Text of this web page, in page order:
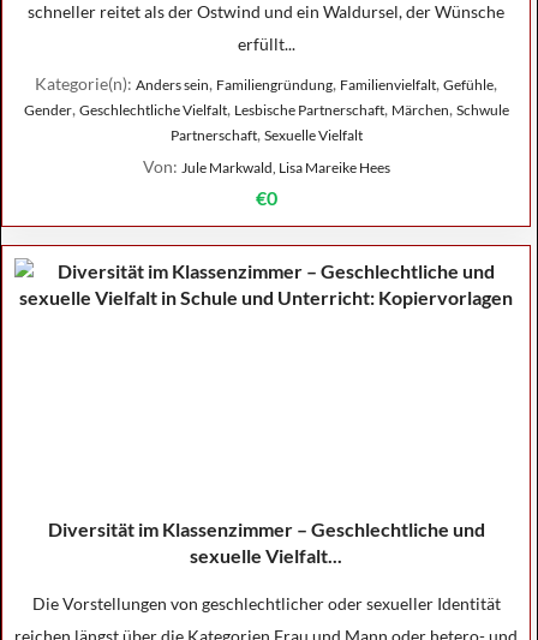
schneller reitet als der Ostwind und ein Waldursel, der Wünsche
erfüllt...
Kategorie(n): Anders sein, Familiengründung, Familienvielfalt, Gefühle,
Gender, Geschlechtliche Vielfalt, Lesbische Partnerschaft, Märchen, Schwule
Partnerschaft, Sexuelle Vielfalt
Von: Jule Markwald, Lisa Mareike Hees
€0
Diversität im Klassenzimmer – Geschlechtliche und
sexuelle Vielfalt...
Die Vorstellungen von geschlechtlicher oder sexueller Identität
reichen längst über die Kategorien Frau und Mann oder hetero- und